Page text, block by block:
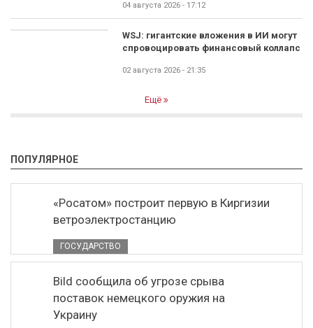
04 августа 2026 - 17:12
WSJ: гигантские вложения в ИИ могут
спровоцировать финансовый коллапс
02 августа 2026 - 21:35
Ещё
ПОПУЛЯРНОЕ
«Росатом» построит первую в Киргизии
ветроэлектростанцию
ГОСУДАРСТВО
Bild сообщила об угрозе срыва
поставок немецкого оружия на
Украину